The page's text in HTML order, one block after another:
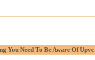
You Need To Be Aware Of